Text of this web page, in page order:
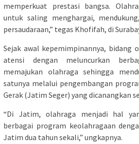
memperkuat prestasi bangsa.
untuk saling menghargai,
persaudaraan,” tegas Khofifah, di
Sejak awal kepemimpinannya, bidang
atensi dengan meluncurkan
memajukan olahraga sehingga
satunya melalui pengembangan
Gerak (Jatim Seger) yang dicanangkan
“Di Jatim, olahraga menjadi hal
berbagai program keolahragaan
Jatim dua tahun sekali,” ungkapnya.